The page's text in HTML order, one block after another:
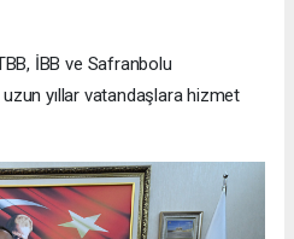
İBB ve Safranbolu
yıllar vatandaşlara hizmet